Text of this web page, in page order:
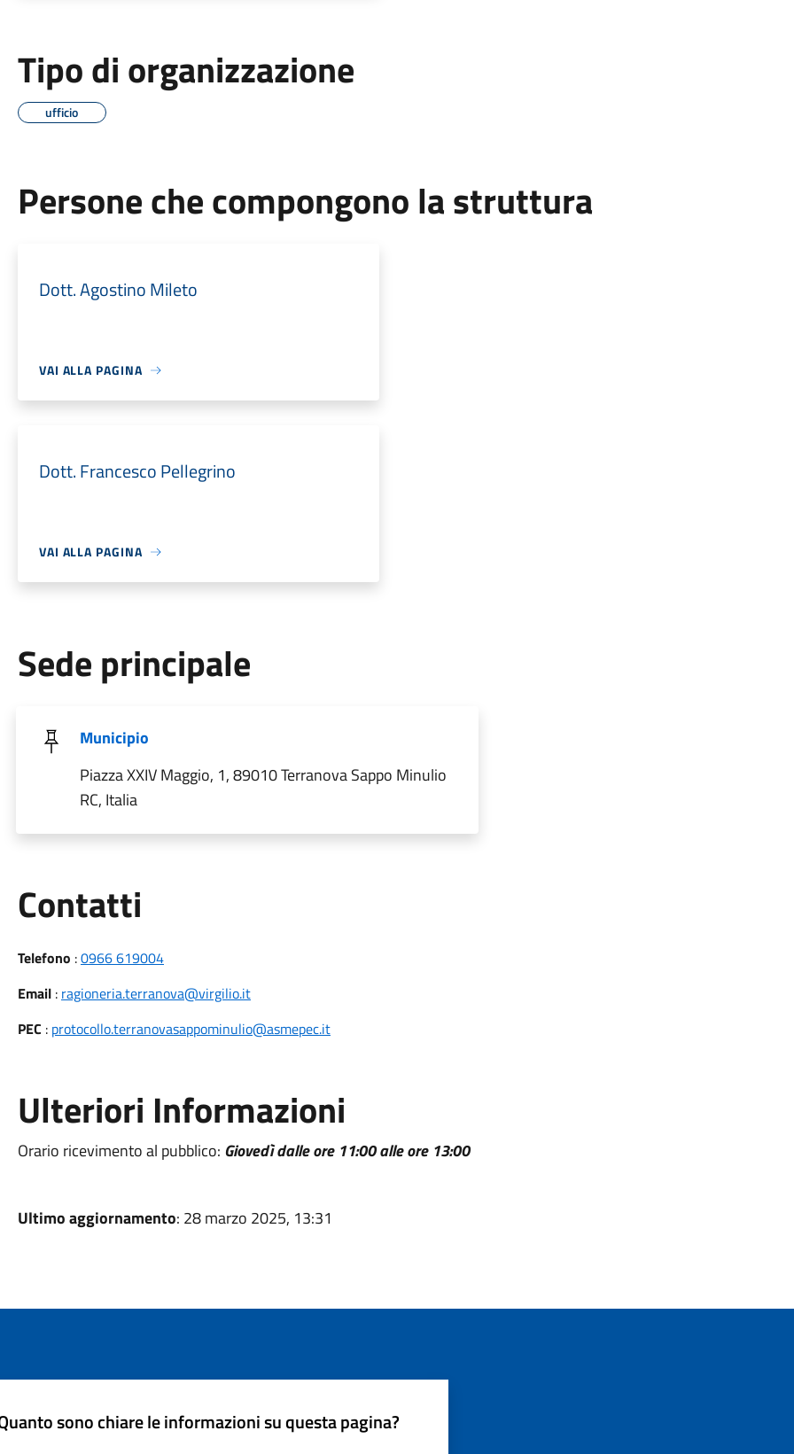
Tipo di organizzazione
ufficio
Persone che compongono la struttura
Dott. Agostino Mileto
VAI ALLA PAGINA
Dott. Francesco Pellegrino
VAI ALLA PAGINA
Sede principale
Municipio
Piazza XXIV Maggio, 1, 89010 Terranova Sappo Minulio
RC, Italia
Contatti
Telefono :0966 619004
Email: ragioneria.terranova@virgilio.it
PEC : protocollo.terranovasappominulio@asmepec.it
Ulteriori Informazioni
Orario ricevimento al pubblico: Giovedì dalle ore 11:00 alle ore 13:00
Ultimo aggiornamento: 28 marzo 2025, 13:31
sono chiare le informazioni su questa pagina?